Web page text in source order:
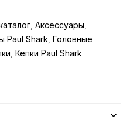
Аксессуары
Paul Shark Головные
Кепки Paul Shark